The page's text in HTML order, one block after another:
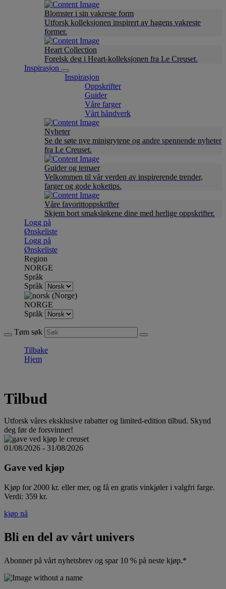
Blomster i sin vakreste form
Utforsk kolleksjonen inspirert av hagens vakreste
former.
Heart Collection
Forelsk deg i Heart-kolleksjonen fra Le Creuset.
Inspirasjon
Inspirasjon
Oppskrifter
Guider
Våre farger
Vårt håndverk
Nyheter
Se de søte nye minigrytene og andre spennende nyheter
fra Le Creuset.
Guider og temaer
Velkommen til vår verden av inspirerende trender,
farger og gode koketips.
Våre favorittoppskrifter
Skjem bort smaksløkene dine med herlige oppskrifter.
Logg på
Ønskeliste
Logg på
Ønskeliste
Region
NORGE
Språk
Språk
NORGE
Språk
Tøm søk
Tilbake
Hjem
Tilbud
Utforsk våres eksklusive rabatter og limited-edition tilbud. Skynd
deg før de forsvinner!
01/08/2026 - 31/08/2026
Gave ved kjøp
Kjøp for 2000 kr. eller mer, og få en gratis vinkjøler i valgfri farge.
Verdi: 359 kr.
kjøp nå
Bli en del av vårt univers
Abonner på vårt nyhetsbrev og spar 10 % på neste kjøp.*